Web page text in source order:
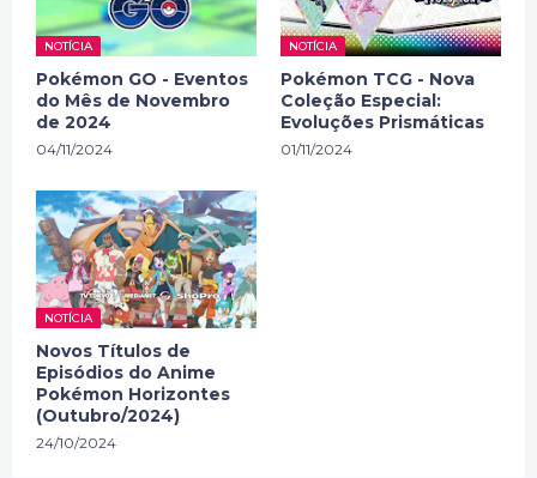
NOTÍCIA
Pokémon GO - Eventos
do Mês de Novembro
de 2024
04/11/2024
NOTÍCIA
Pokémon TCG - Nova
Coleção Especial:
Evoluções Prismáticas
01/11/2024
NOTÍCIA
Novos Títulos de
Episódios do Anime
Pokémon Horizontes
(Outubro/2024)
24/10/2024